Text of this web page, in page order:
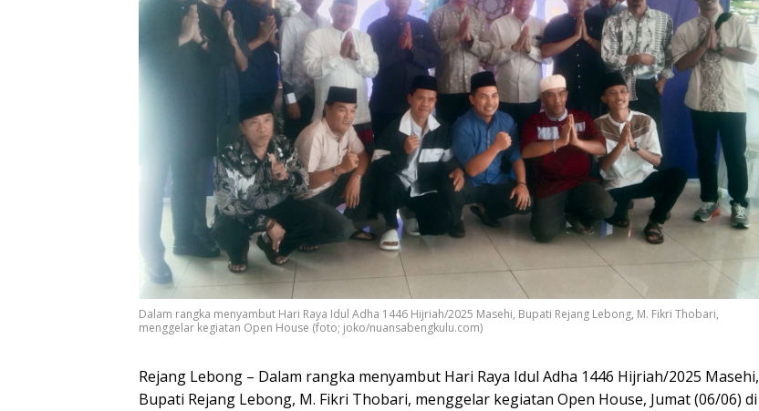
Dalam rangka menyambut Hari Raya Idul Adha 1446 Hijriah/2025 Masehi, Bupati Rejang Lebong, M. Fikri Thobari,
menggelar kegiatan Open House (foto; joko/nuansabengkulu.com)
Rejang Lebong – Dalam rangka menyambut Hari Raya Idul Adha 1446 Hijriah/2025 Masehi,
Bupati Rejang Lebong, M. Fikri Thobari, menggelar kegiatan Open House, Jumat (06/06) di